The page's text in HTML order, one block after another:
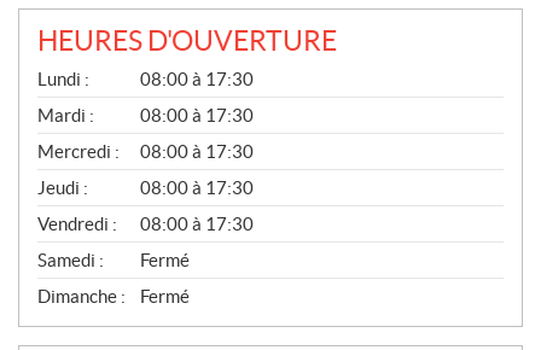
HEURES D'OUVERTURE
G
É
N
É
R
A
L
Lundi :
08:00 à 17:30
Mardi :
08:00 à 17:30
Mercredi :
08:00 à 17:30
Jeudi :
08:00 à 17:30
Vendredi :
08:00 à 17:30
Samedi :
Fermé
Dimanche :
Fermé